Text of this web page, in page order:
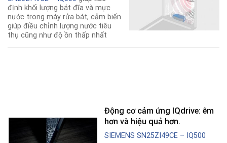
định khối lượng bát đĩa và mực
nước trong máy rửa bát, cảm biến
giúp điều chỉnh lượng nước tiêu
thụ cũng như độ ồn thấp nhất
Động cơ cảm ứng IQdrive: êm
hơn và hiệu quả hơn.
SIEMENS SN25ZI49CE – IQ500